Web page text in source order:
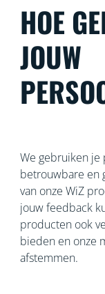
HOE
JOUW
We gebruiken je
betrouwbare en
van onze WiZ
jouw feedback
producten ook
bieden en onze
afstemmen.